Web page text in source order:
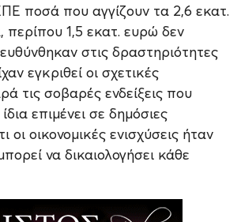
ποσά που αγγίζουν τα 2,6 εκατ.
1,5 εκατ. ευρώ δεν
στις δραστηριότητες
εγκριθεί οι σχετικές
τις σοβαρές ενδείξεις που
επιμένει σε δημόσιες
οι οικονομικές ενισχύσεις ήταν
να δικαιολογήσει κάθε